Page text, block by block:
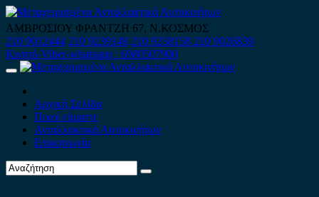
Skip
to
content
ΑΜΒΡΟΣΙΟΥ ΦΡΑΝΤΖΗ 67, Ν.ΚΟΣΜΟΣ
210 9012444 210 9239148 210 9238158 210 9026839
Κινητό-Viber-whatsapp : 6980507900
Primary
Αρχική Σελίδα
Ποιοί είμαστε
Ανταλλακτικά Αυτοκινήτων
Επικοινωνία